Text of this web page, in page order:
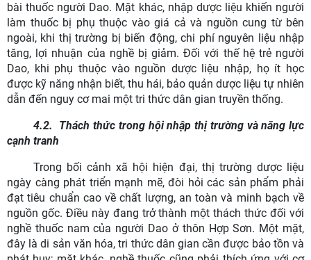
bài thuốc người Dao. Mặt khác, nhập dược liệu khiến người
làm thuốc bị phụ thuộc vào giá cả và nguồn cung từ bên
ngoài, khi thị trường bị biến động, chi phí nguyên liệu nhập
tăng, lợi nhuận của nghề bị giảm. Đối với thế hệ trẻ người
Dao, khi phụ thuộc vào nguồn dược liệu nhập, họ ít học
được kỹ năng nhận biết, thu hái, bảo quản dược liệu tự nhiên
dẫn đến nguy cơ mai một tri thức dân gian truyền thống.
4.2.
Thách thức trong hội nhập thị trường và năng lực
cạnh tranh
Trong bối cảnh xã hội hiện đại, thị trường dược liệu
ngày càng phát triển mạnh mẽ, đòi hỏi các sản phẩm phải
đạt tiêu chuẩn cao về chất lượng, an toàn và minh bạch về
nguồn gốc. Điều này đang trở thành một thách thức đối với
nghề thuốc nam của người Dao ở thôn Hợp Sơn. Một mặt,
đây là di sản văn hóa, tri thức dân gian cần được bảo tồn và